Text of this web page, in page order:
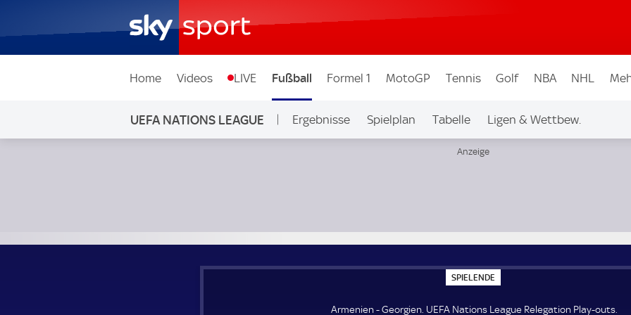
Home Videos LIVE Fußball Formel 1 MotoGP Tennis Golf NBA NHL
UEFA NATIONS LEAGUE Ergebnisse Spielplan Tabelle Ligen & Wettbew.
SPIELENDE
P
E
Armenien - Georgien. UEFA Nations League Relegation Play-outs.